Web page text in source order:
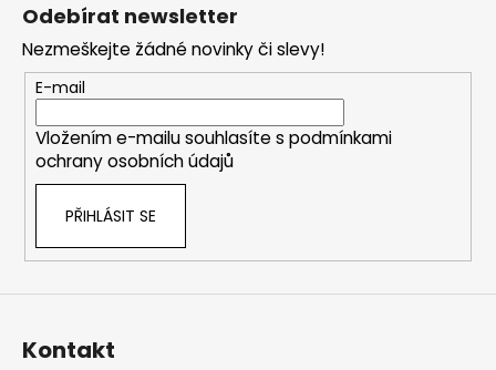
Odebírat newsletter
Nezmeškejte žádné novinky či slevy!
E-mail
Vložením e-mailu souhlasíte s podmínkami
ochrany osobních údajů
PŘIHLÁSIT SE
Kontakt